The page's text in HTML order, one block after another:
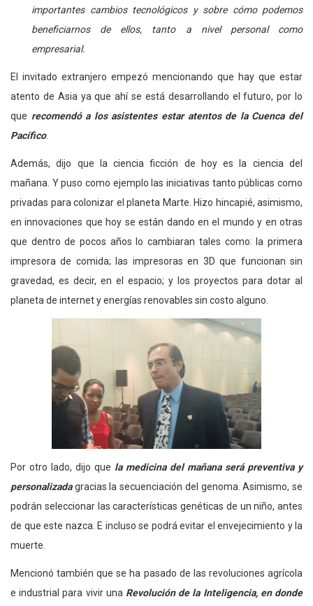
importantes cambios tecnológicos y sobre cómo podemos
beneficiarnos de ellos, tanto a nivel personal como
empresarial.
El invitado extranjero empezó mencionando que hay que estar
atento de Asia ya que ahí se está desarrollando el futuro, por lo
que recomendó a los asistentes estar atentos de la Cuenca del
Pacífico.
Además, dijo que la ciencia ficción de hoy es la ciencia del
mañana. Y puso como ejemplo las iniciativas tanto públicas como
privadas para colonizar el planeta Marte. Hizo hincapié, asimismo,
en innovaciones que hoy se están dando en el mundo y en otras
que dentro de pocos años lo cambiaran tales como: la primera
impresora de comida; las impresoras en 3D que funcionan sin
gravedad, es decir, en el espacio; y los proyectos para dotar al
planeta de internet y energías renovables sin costo alguno.
Por otro lado, dijo que la medicina del mañana será preventiva y
personalizadagracias la secuenciación del genoma. Asimismo, se
podrán seleccionar las características genéticas de un niño, antes
de que este nazca. E incluso se podrá evitar el envejecimiento y la
muerte.
Mencionó también que se ha pasado de las revoluciones agrícola
e industrial para vivir una Revolución de la Inteligencia, en donde